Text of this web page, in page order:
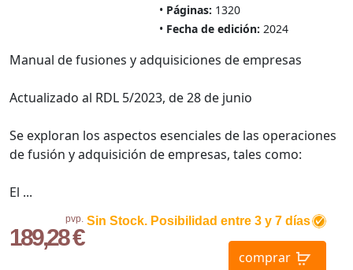
Páginas: 1320
Fecha de edición: 2024
pvp.
189,28 €
Sin Stock. Posibilidad entre 3 y 7 días
comprar
Manual de fusiones y adquisiciones de empresas
Actualizado al RDL 5/2023, de 28 de junio
Se exploran los aspectos esenciales de las operaciones
de fusión y adquisición de empresas, tales como:
El ...